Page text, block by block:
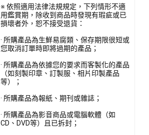
※ 依照適用法律法規規定，下列情形不適
用鑑賞期，除收到商品時發現有瑕疵或已
損壞者外，恕不接受退貨：
· 所購產品為生鮮易腐類、保存期限很短或
您取消訂單時即將過期的產品；
· 所購產品為依據您的要求而客製化的產品
（如刻製印章、訂製服、相片印製產品
等）；
· 所購產品為報紙、期刊或雜誌；
· 所購產品為影音商品或電腦軟體（如
CD、DVD等）且已拆封；